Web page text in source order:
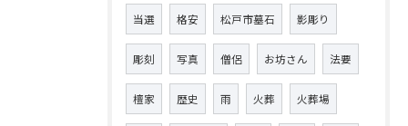
当選 格安 松戸市墓石 影彫り
彫刻 写真 僧侶 お坊さん 法要
檀家 歴史 雨 火葬 火葬場